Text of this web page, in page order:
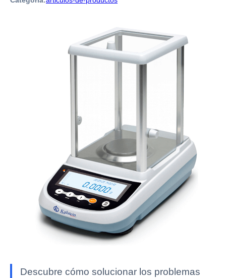
Descubre cómo solucionar los problemas